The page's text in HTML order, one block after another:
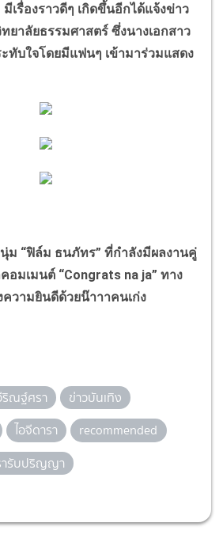
องราวดีๆ เกิดขึ้นอีกได้แจ้งข่าว
ยาลัยธรรมศาสตร์ ซึ่งนางเอกสาว
ทับใจโดยมีแฟนๆ เข้ามาร่วมแสดง
“ฟิล์ม ธนภัทร” ที่กำลังมีผลงานคู่
อมเมนต์ “Congrats na ja” ทาง
ความยินดีด้วยน๊าาาคนเก่ง
ริณฐ์ศรา
ข่าวบันเทิง
ไอจีดารา
recommended
ารับปริญญา